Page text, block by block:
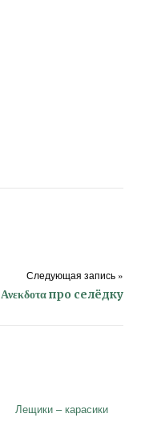
Следующая запись »
Ανεκδοτα про селёдку
Лещики – карасики